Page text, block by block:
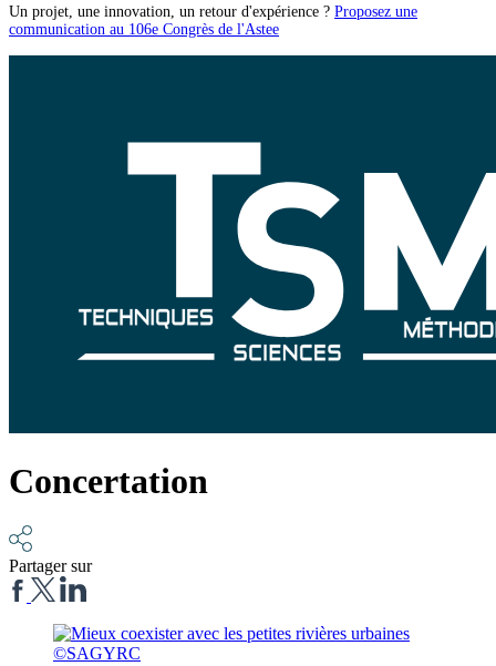
Un projet, une innovation, un retour d'expérience ? Proposez une
communication au 106e Congrès de l'Astee
Concertation
Partager sur
©SAGYRC